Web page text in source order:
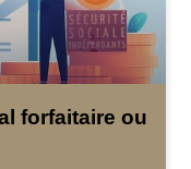
forfaitaire ou